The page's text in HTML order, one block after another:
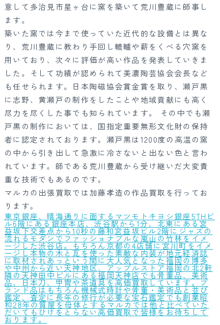
意して多治見市星ヶ台に窯を築いて荒川豊蔵に師事し
ます。
築いた窯では今まで使っていた近代的な設備とは異な
り、荒川豊蔵に教わり手回し轆轤や薪をくべる穴窯を
用いており、次々に評価が高い作品を発表していきま
した。そして功績が認められて美濃陶芸協会会長など
も任せられます。日本陶磁協会賞金賞を取り、瀬戸黒
に志野、黄瀬戸の制作をしたことや地域貢献にも高く
尽力を尽くした事でも知られています。 その中でも瀬
戸黒の制作においては、国指定重要無形文化財の保持
者に認定されております。瀬戸黒は1200度の高温の窯
の中から引き出して急激に冷さないと出ない色と言わ
れています。師である荒川豊蔵から受け継いだ大変貴
重な技術でもあるのです。
マルカの出張買取では加藤孝造の作品買取を行ってお
ります。
東京銀座、晴海通りに面するマツモトキヨシ銀座5THビ
ル6階にある銀座本店、渋谷駅から1分、北東にある宮
益坂下交差点から10秒の藤和宮益坂ビル2階にジャズの
流れるモダンでファッショナブルな嵐山の竹林をイメ
ージした渋谷店。もちろん京都の4店舗に宮川町をイメ
ージし本物の木と瓦を使った素敵な内装が地元経済誌
に取材されあっという間に大人気となった福岡の博多
や中州から近い天神地区、アップルストア福岡の北2軒
隣の天神田中ビルにある福岡天神店でも骨董品、美術
品、日本刀、甲冑や茶道具を高価買取しています。ブ
ランド品はもちろん機械式時計や骨董・美術品と並び
鑑定、査定に長年の修行が必要な宝石鑑定でも創業昭
和28年の質屋を母体とするマルカでは他と比べていた
だいてもひけをとらない高価買取で皆様をお待ちして
おります。